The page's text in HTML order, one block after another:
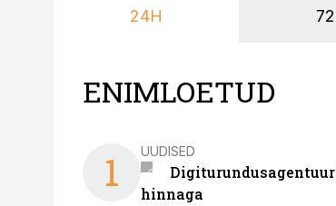
24H
ENIMLOETUD
1 UUDISED
hinnaga